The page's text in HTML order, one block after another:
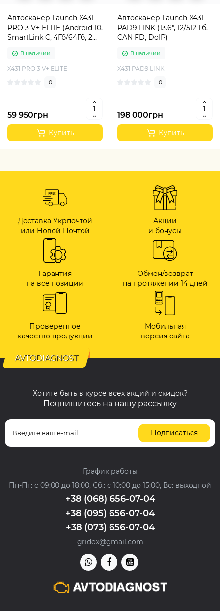
Автосканер Launch X431
PRO 3 V+ ELITE (Android 10,
SmartLink C, 4Гб/64Гб, 2
обновлений)
В наличии
X431 PRO 3 V+ ELITE
0
59 950грн
Купить
Автосканер Launch X431
PAD9 LINK (13.6", 12/512 Гб,
CAN FD, DoIP)
В наличии
X431 PAD9 LINK
0
198 000грн
Купить
Доставка Укрпочтой
или Новой Почтой
Акции
и бонусы
Гарантия
на все позиции
Обмен/возврат
на протяжении 14 дней
Проверенное
качество продукции
Мобильная
версия сайта
AVTODIAGNOST
Хотите быть в курсе всех акций и скидок?
Подпишитесь на нашу рассылку
Подписаться
График работы
Пн-Пт: с 09:00 до 18:00, Сб.: с 10:00 до 15:00, Вс: выходной
+38 (068) 656-07-04
+38 (095) 656-07-04
+38 (073) 656-07-04
gridox@gmail.com